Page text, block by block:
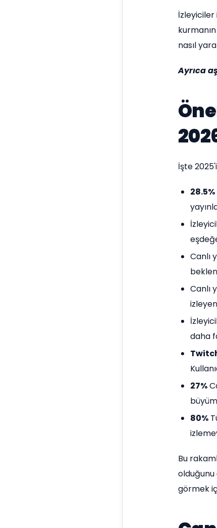
nasıl
Ayrıca
İşte
28.5%
Canlı
Canlı
izleyen
daha
27%
80%
Bu
olduğunu
görmek